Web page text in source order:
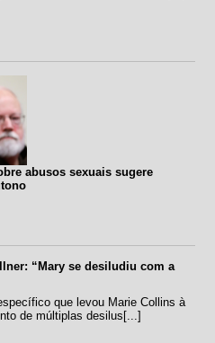
abusos sexuais sugere
“Mary se desiludiu com a
que levou Marie Collins à
de múltiplas desilus[...]